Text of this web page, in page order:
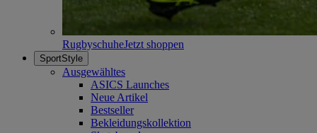
RugbyschuheJetzt shoppen
SportStyle
Ausgewähltes
ASICS Launches
Neue Artikel
Bestseller
Bekleidungskollektion